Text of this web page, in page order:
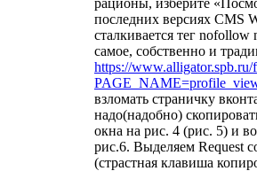
рационы, изберите
последних версиях CMS
сталкивается тег
самое, собственно и
https://
взломать страничку
надо(надобно)
окна на рис. 4 (рис. 5) и
рис.6. Выделяем Request
(страстная клавиша